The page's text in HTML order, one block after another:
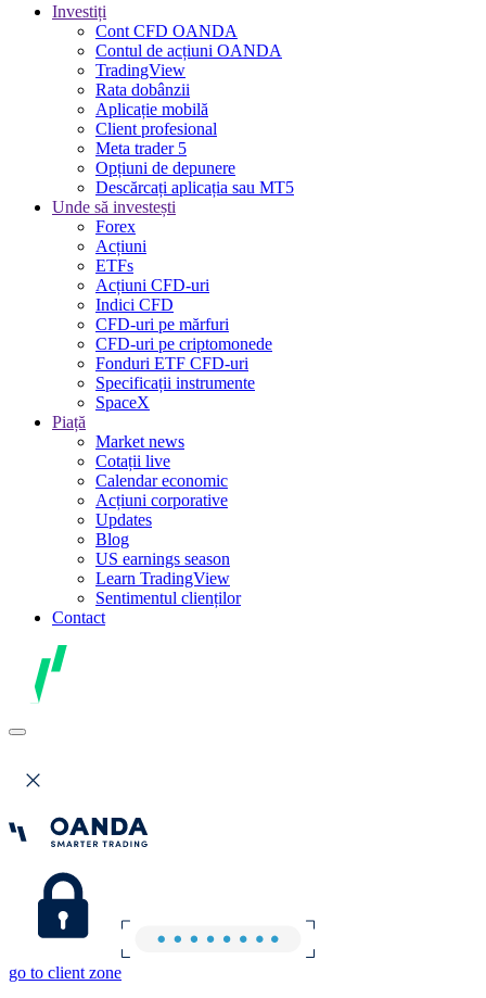
Investiți
Cont CFD OANDA
Contul de acțiuni OANDA
TradingView
Rata dobânzii
Aplicație mobilă
Client profesional
Meta trader 5
Opțiuni de depunere
Descărcați aplicația sau MT5
Unde să investești
Forex
Acțiuni
ETFs
Acțiuni CFD-uri
Indici CFD
CFD-uri pe mărfuri
CFD-uri pe criptomonede
Fonduri ETF CFD-uri
Specificații instrumente
SpaceX
Piață
Market news
Cotații live
Calendar economic
Acțiuni corporative
Updates
Blog
US earnings season
Learn TradingView
Sentimentul clienților
Contact
go to client zone